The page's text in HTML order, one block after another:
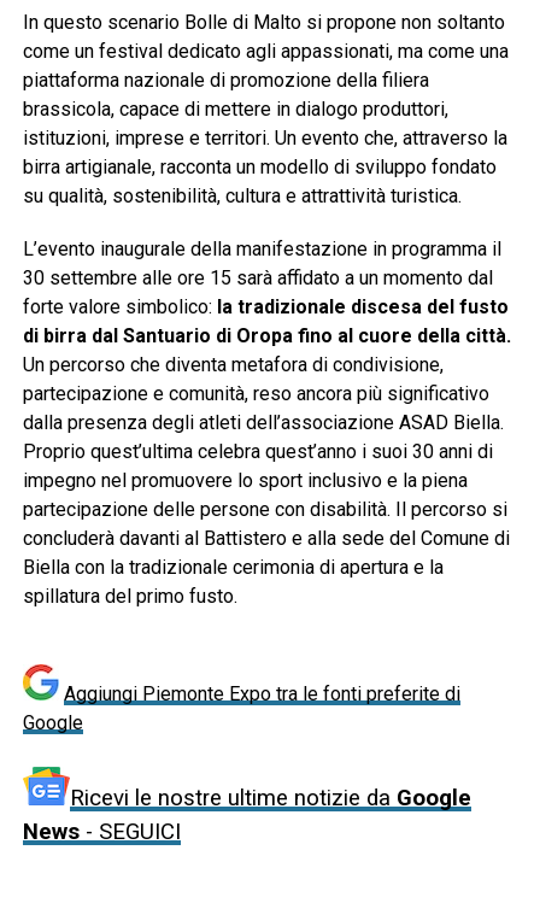
In questo scenario Bolle di Malto si propone non soltanto
come un festival dedicato agli appassionati, ma come una
piattaforma nazionale di promozione della filiera
brassicola, capace di mettere in dialogo produttori,
istituzioni, imprese e territori. Un evento che, attraverso la
birra artigianale, racconta un modello di sviluppo fondato
su qualità, sostenibilità, cultura e attrattività turistica.
L’evento inaugurale della manifestazione in programma il
30 settembre alle ore 15 sarà affidato a un momento dal
forte valore simbolico: la tradizionale discesa del fusto
di birra dal Santuario di Oropa fino al cuore della città.
Un percorso che diventa metafora di condivisione,
partecipazione e comunità, reso ancora più significativo
dalla presenza degli atleti dell’associazione ASAD Biella.
Proprio quest’ultima celebra quest’anno i suoi 30 anni di
impegno nel promuovere lo sport inclusivo e la piena
partecipazione delle persone con disabilità. Il percorso si
concluderà davanti al Battistero e alla sede del Comune di
Biella con la tradizionale cerimonia di apertura e la
spillatura del primo fusto.
Aggiungi Piemonte Expo tra le fonti preferite di
Google
Ricevi le nostre ultime notizie da Google
News- SEGUICI